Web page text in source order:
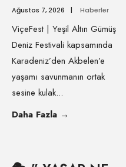
Ağustos 7, 2026 | Haberler
ViçeFest | Yeşil Altın Gümüş
Deniz Festivali kapsamında
Karadeniz’den Akbelen’e
yaşamı savunmanın ortak
sesine kulak...
Daha Fazla →